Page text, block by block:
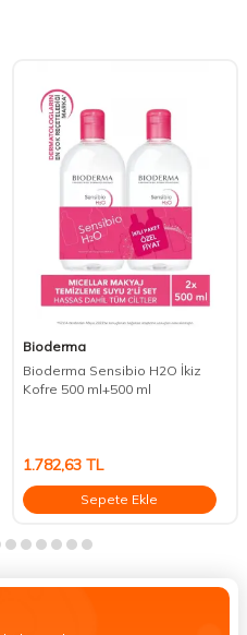
Bioderma
Bioderma Sensibio H2O İkiz
Kofre 500 ml+500 ml
1.782,63TL
Sepete Ekle